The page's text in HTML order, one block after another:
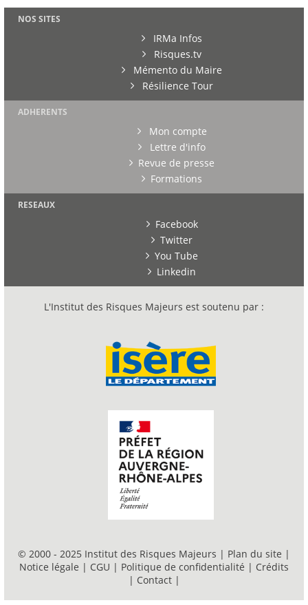
NOS SITES
IRMa Infos
Risques.tv
Mémento du Maire
Résilience Tour
ADHERENTS
Mon compte
Lettre d'info
Revue de presse
Formations
RESEAUX
Facebook
Twitter
You Tube
Linkedin
L'Institut des Risques Majeurs est soutenu par :
© 2000 - 2025 Institut des Risques Majeurs | Plan du site |
Notice légale | CGU | Politique de confidentialité | Crédits
| Contact |